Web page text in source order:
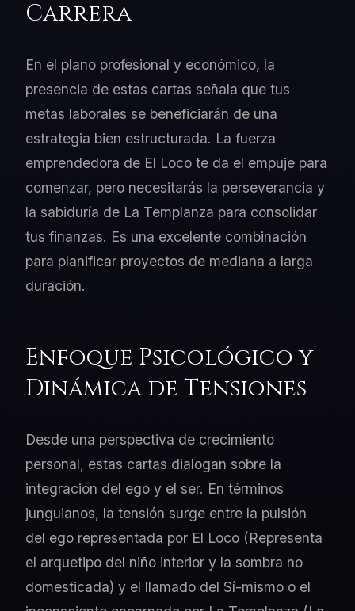
Carrera
En el plano profesional y económico, la
presencia de estas cartas señala que tus
metas laborales se beneficiarán de una
estrategia bien estructurada. La fuerza
emprendedora de El Loco te da el empuje para
comenzar, pero necesitarás la perseverancia y
la sabiduría de La Templanza para consolidar
tus finanzas. Es una excelente combinación
para planificar proyectos de mediana a larga
duración.
Enfoque Psicológico y
Dinámica de Tensiones
Desde una perspectiva de crecimiento
personal, estas cartas dialogan sobre la
integración del ego y el ser. En términos
junguianos, la tensión surge entre la pulsión
del ego representada por El Loco (Representa
el arquetipo del niño interior y la sombra no
domesticada) y el llamado del Sí-mismo o el